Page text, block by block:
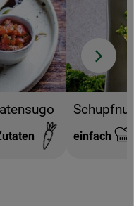
einfach